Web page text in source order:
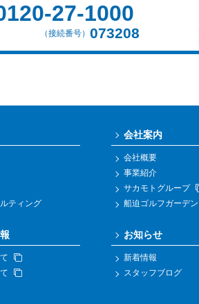
27-1000
（接続番号） 073208
ティング
会社案内
会社概要
事業紹介
サカモトグループ
船迫ゴルフガーデン
お知らせ
新着情報
スタッフブログ